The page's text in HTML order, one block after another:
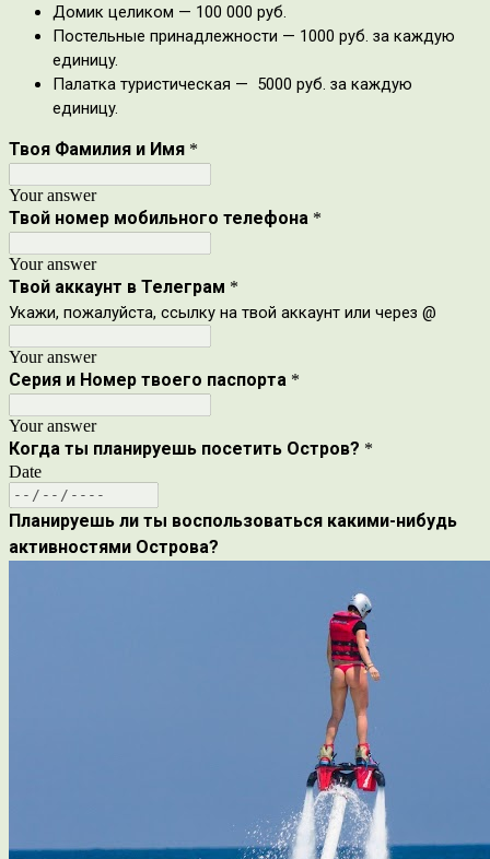
Домик целиком — 100 000 руб.
Постельные принадлежности — 1000 руб. за каждую
единицу.
Палатка туристическая — 5000 руб. за каждую
единицу.
Твоя Фамилия и Имя *
Your answer
Твой номер мобильного телефона *
Your answer
Твой аккаунт в Телеграм *
Укажи, пожалуйста, ссылку на твой аккаунт или через @
Your answer
Серия и Номер твоего паспорта *
Your answer
Когда ты планируешь посетить Остров? *
Date
Планируешь ли ты воспользоваться какими-нибудь
активностями Острова?